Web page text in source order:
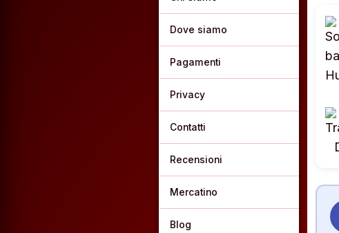
Dove siamo
Pagamenti
Privacy
Contatti
Recensioni
Mercatino
Blog